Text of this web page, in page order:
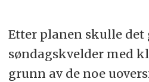
Etter planen skulle
søndagskvelder med
grunn av de noe